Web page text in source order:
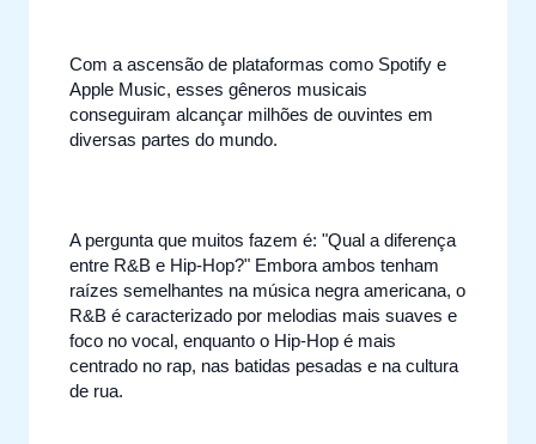
Com a ascensão de plataformas como Spotify e
Apple Music, esses gêneros musicais
conseguiram alcançar milhões de ouvintes em
diversas partes do mundo.
A pergunta que muitos fazem é: "Qual a diferença
entre R&B e Hip-Hop?" Embora ambos tenham
raízes semelhantes na música negra americana, o
R&B é caracterizado por melodias mais suaves e
foco no vocal, enquanto o Hip-Hop é mais
centrado no rap, nas batidas pesadas e na cultura
de rua.